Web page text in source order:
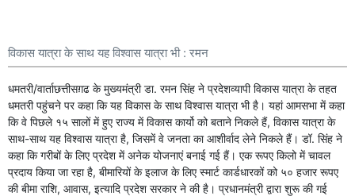
विकास यात्रा के साथ यह विश्वास यात्रा भी : रमन
धमतरी/वार्ताछत्तीसग़ढ के मुख्यमंत्री डा. रमन सिंह ने प्रदेशव्यापी विकास यात्रा के तहत
धमतरी पहुंचने पर कहा कि यह विकास के साथ विश्वास यात्रा भी है। यहां आमसभा में कहा
कि वे पिछले १५ सालों में हुए राज्य में विकास कार्यो को बताने निकले हैं, विकास यात्रा के
साथ-साथ यह विश्वास यात्रा है, जिसमें वे जनता का आशीर्वाद लेने निकले हैं। डॉ. सिंह ने
कहा कि गरीबों के लिए प्रदेश में अनेक योजनाएं बनाई गई हैं। एक रूपए किलो में चावल
प्रदाय किया जा रहा है, बीमारियों के इलाज के लिए स्मार्ट कार्डधारकों को ५० हजार रूपए
की बीमा राशि, आवास, इत्यादि प्रदेश सरकार ने की है। प्रधानमंत्री द्वारा शुरू की गई